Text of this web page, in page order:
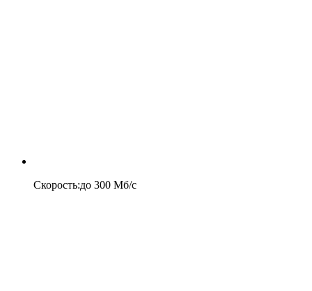
Скорость:до 300 Мб/c